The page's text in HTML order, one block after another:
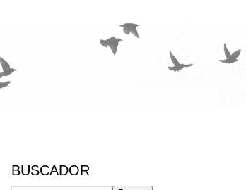
BUSCADOR